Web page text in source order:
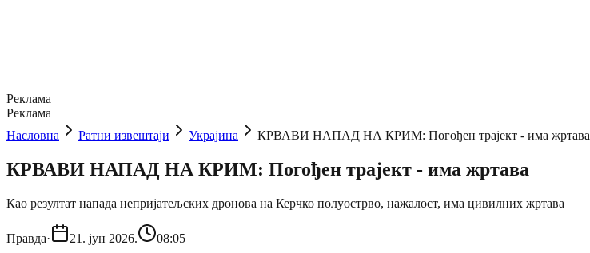
Реклама
Реклама
Насловна
Ратни извештаји Украјина КРВАВИ НАПАД НА КРИМ: Погођен трајект - има жртава
КРВАВИ НАПАД НА КРИМ: Погођен трајект - има жртава
Као резултат напада непријатељских дронова на Керчко полуострво, нажалост, има цивилних жртава
Правда· 21. јун 2026. 08:05